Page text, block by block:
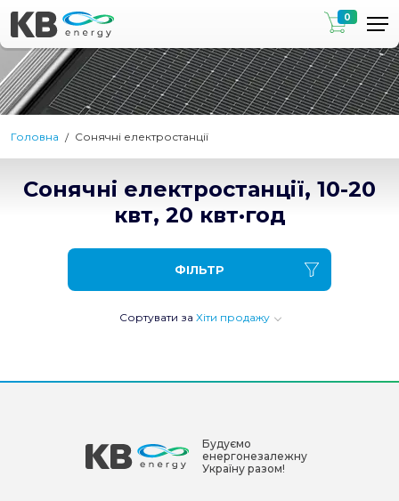
0
Головна Сонячні електростанції
Сонячні електростанції, 10-20
квт, 20 квт·год
ФІЛЬТР
Сортувати за Хіти продажу
Будуємо
енергонезалежну
Україну разом!